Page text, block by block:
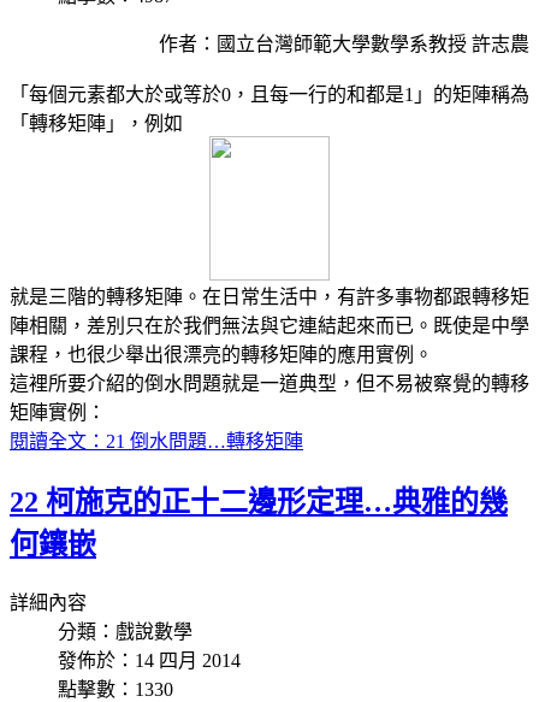
作者：國立台灣師範大學數學系教授 許志農
「每個元素都大於或等於0，且每一行的和都是1」的矩陣稱為
「轉移矩陣」，例如
就是三階的轉移矩陣。在日常生活中，有許多事物都跟轉移矩
陣相關，差別只在於我們無法與它連結起來而已。既使是中學
課程，也很少舉出很漂亮的轉移矩陣的應用實例。
這裡所要介紹的倒水問題就是一道典型，但不易被察覺的轉移
矩陣實例：
閱讀全文：21 倒水問題…轉移矩陣
22 柯施克的正十二邊形定理…典雅的幾
何鑲嵌
詳細內容
分類：戲說數學
發佈於：14 四月 2014
點擊數：1330